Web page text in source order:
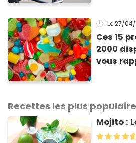
Le 27/
Ces 15
2000
vous
Recettes les plus
Mojito :